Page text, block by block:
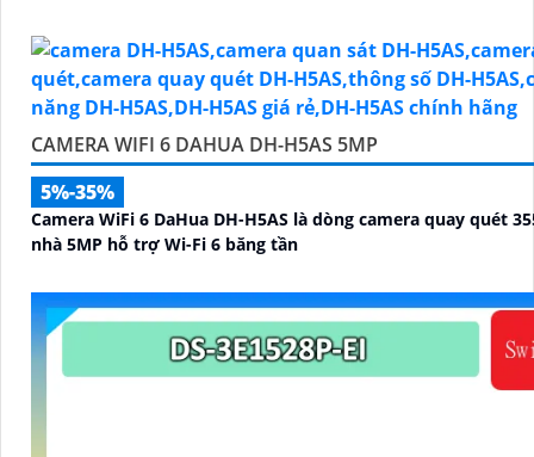
CAMERA WIFI 6 DAHUA DH-H5AS 5MP
5%-35%
Camera WiFi 6 DaHua DH-H5AS là dòng camera quay quét
nhà 5MP hỗ trợ Wi-Fi 6 băng tần